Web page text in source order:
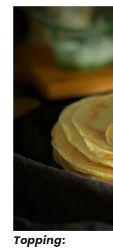
Topping: